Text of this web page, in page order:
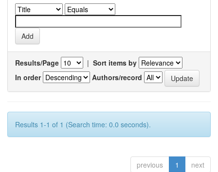
Results/Page | Sort items by
In order
Authors/record
Results 1-1 of 1 (Search time: 0.0 seconds).
previous 1 next